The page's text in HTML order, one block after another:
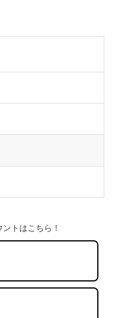
トはこちら！